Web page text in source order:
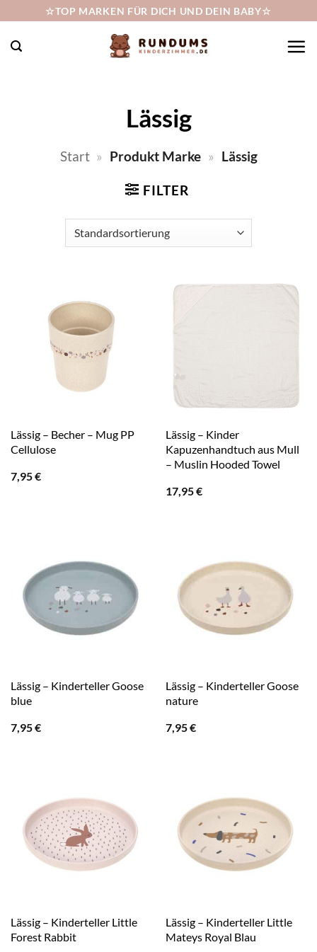
springen
☆TOP MARKEN FÜR DICH UND DEIN BABY☆
Lässig
Start » Produkt Marke » Lässig
FILTER
Lässig – Becher – Mug PP
Cellulose
7,95€
Lässig – Kinder
Kapuzenhandtuch aus Mull
– Muslin Hooded Towel
17,95€
Lässig – Kinderteller Goose
blue
7,95€
Lässig – Kinderteller Goose
nature
7,95€
Lässig – Kinderteller Little
Forest Rabbit
Lässig – Kinderteller Little
Mateys Royal Blau